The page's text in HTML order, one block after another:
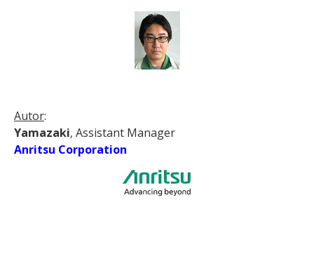
Autor:
Yamazaki, Assistant Manager
Anritsu Corporation